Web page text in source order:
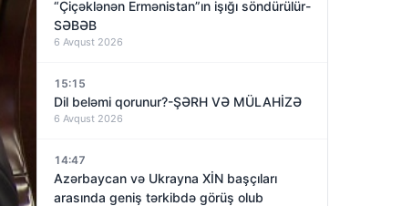
“Çiçəklənən Ermənistan”ın işığı söndürülür-
SƏBƏB
6 Avqust 2026
15:15
Dil beləmi qorunur?-ŞƏRH VƏ MÜLAHİZƏ
6 Avqust 2026
14:47
Azərbaycan və Ukrayna XİN başçıları
arasında geniş tərkibdə görüş olub